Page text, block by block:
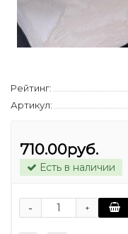
Рейтинг:
Артикул:
710.00руб.
Есть в наличии
+
-